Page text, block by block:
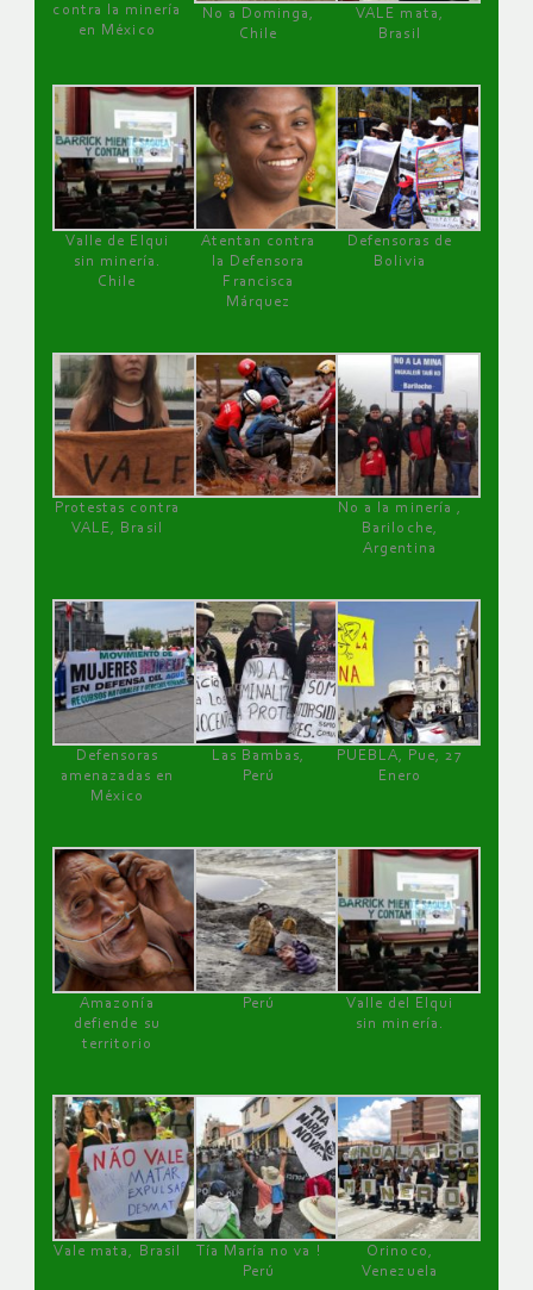
contra la minería
en México
No a Dominga,
Chile
VALE mata,
Brasil
Valle de Elqui
sin minería.
Chile
Atentan contra
la Defensora
Francisca
Márquez
Defensoras de
Bolivia
Protestas contra
VALE, Brasil
No a la minería ,
Bariloche,
Argentina
Defensoras
amenazadas en
México
Las Bambas,
Perú
PUEBLA, Pue, 27
Enero
Amazonía
defiende su
territorio
Perú
Valle del Elqui
sin minería.
Vale mata, Brasil
Tía María no va !
Perú
Orinoco,
Venezuela